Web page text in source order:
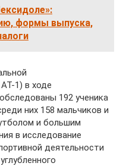
формы выпуска,
1) в ходе
192 ученика
них 158 мальчиков и
и большим
в исследование
деятельности